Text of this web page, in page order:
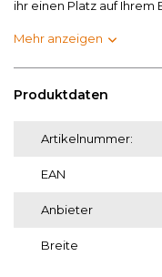
ihr einen Platz auf Ihrem
Mehr anzeigen
Produktdaten
Artikelnummer:
EAN
Anbieter
Breite